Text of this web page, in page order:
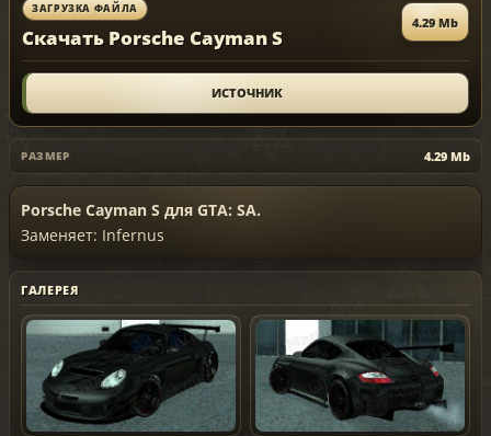
ЗАГРУЗКА ФАЙЛА
Скачать Porsche Cayman S
4.29 Mb
ИСТОЧНИК
РАЗМЕР 4.29 Mb
Porsche Cayman S для GTA: SA.
Заменяет: Infernus
ГАЛЕРЕЯ